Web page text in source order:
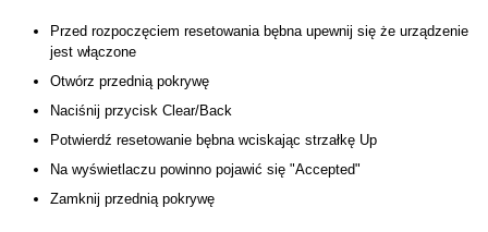
Przed rozpoczęciem resetowania bębna upewnij się że urządzenie
jest włączone
Otwórz przednią pokrywę
Naciśnij przycisk Clear/Back
Potwierdź resetowanie bębna wciskając strzałkę Up
Na wyświetlaczu powinno pojawić się "Accepted"
Zamknij przednią pokrywę